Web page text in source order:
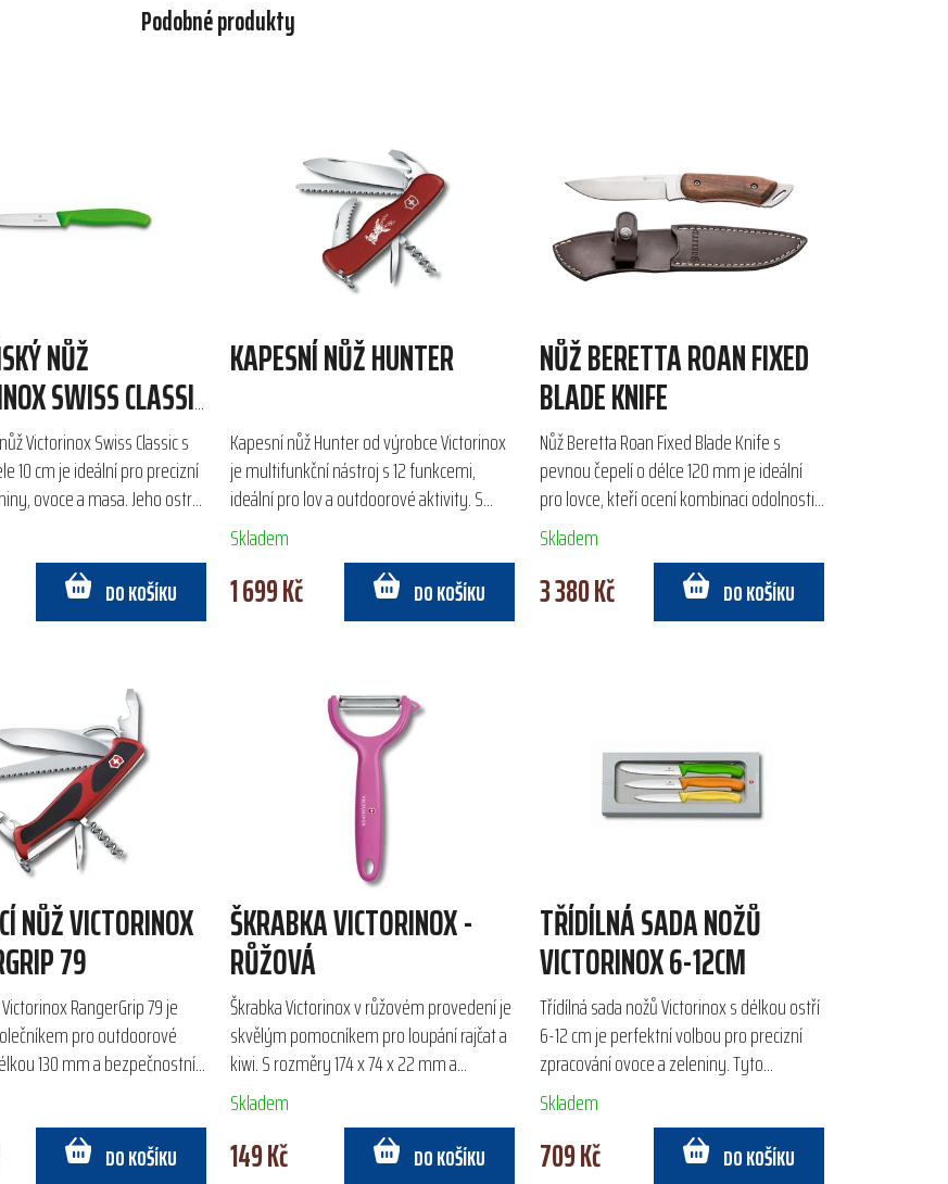
Podobné produkty
NŮŽ
SWISS CLASSIC
Victorinox Swiss Classic s
10 cm je ideální pro precizní
ovoce a masa. Jeho ostré
a ergonomická rukojeť
DO KOŠÍKU
KAPESNÍ NŮŽ HUNTER
Kapesní nůž Hunter od výrobce Victorinox
je multifunkční nástroj s 12 funkcemi,
ideální pro lov a outdoorové aktivity. S
délkou 111 mm a bezpečnostní pojistkou
hlavní čepele...
Skladem
1 699 Kč DO KOŠÍKU
NŮŽ BERETTA ROAN FIXED
BLADE KNIFE
Nůž Beretta Roan Fixed Blade Knife s
pevnou čepelí o délce 120 mm je ideální
pro lovce, kteří ocení kombinaci odolnosti
nerezové oceli 440C a elegantní rukojeti z
ořechového...
Skladem
3 380 Kč DO KOŠÍKU
NŮŽ VICTORINOX
79
RangerGrip 79 je
pro outdoorové
130 mm a bezpečnostní
12 funkcí, včetně velké
DO KOŠÍKU
ŠKRABKA VICTORINOX -
RŮŽOVÁ
Škrabka Victorinox v růžovém provedení je
skvělým pomocníkem pro loupání rajčat a
kiwi. S rozměry 174 x 74 x 22 mm a
hmotností 25 g se pohodlně vejde do
každé kuchyně a...
Skladem
149 Kč DO KOŠÍKU
TŘÍDÍLNÁ SADA NOŽŮ
VICTORINOX 6-12CM
Třídílná sada nožů Victorinox s délkou ostří
6-12 cm je perfektní volbou pro precizní
zpracování ovoce a zeleniny. Tyto
kuchyňské nože s kratší čepelí zajišťují
snadnou...
Skladem
709 Kč DO KOŠÍKU